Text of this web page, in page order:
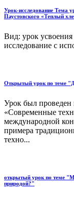
Урок-исследование Тема
Паустовского «Теплый
Вид: урок
исследование с
Открытый урок по теме
Урок был проведен
«Современные
международной
примера
техно...
открытый урок по теме
природой?"